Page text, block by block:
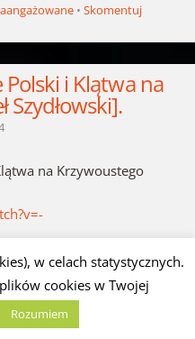
Skomentuj
i Klątwa na
Szydłowski].
na Krzywoustego
w celach statystycznych.
plików cookies w Twojej
Rozumiem